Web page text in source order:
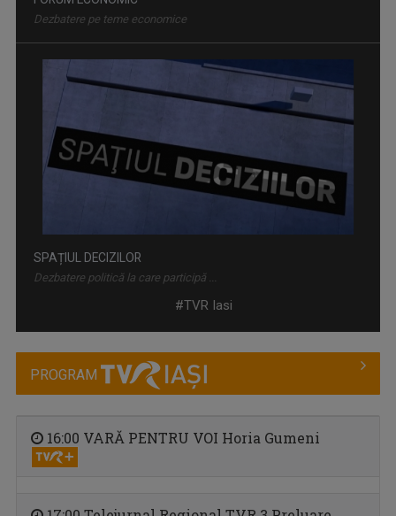
SPAȚIUL DECIZILOR
REPORTER SPECIAL
#TVR Iasi
PROGRAM
16:00 VARĂ PENTRU VOI Horia Gumeni